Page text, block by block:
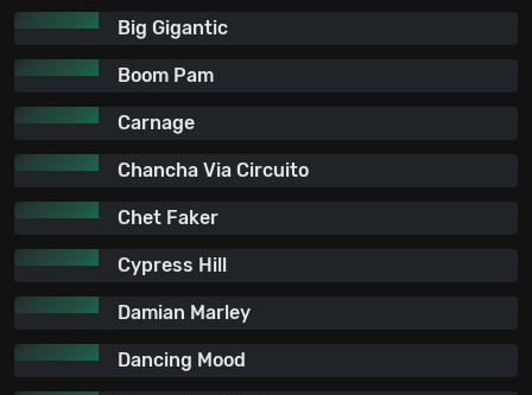
Big Gigantic
Boom Pam
Carnage
Chancha Via Circuito
Chet Faker
Cypress Hill
Damian Marley
Dancing Mood